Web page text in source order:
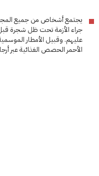
يجتمع أشخاص من جميع
جراء الأزمة تحت ظل شجرة
عليهم. وقبيل الأمطار
الأحمر الحصص الغذائية عبر